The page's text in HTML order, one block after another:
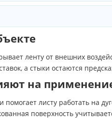
ленту от внешних
а стыки остаются
на
листу работать на
поверхность